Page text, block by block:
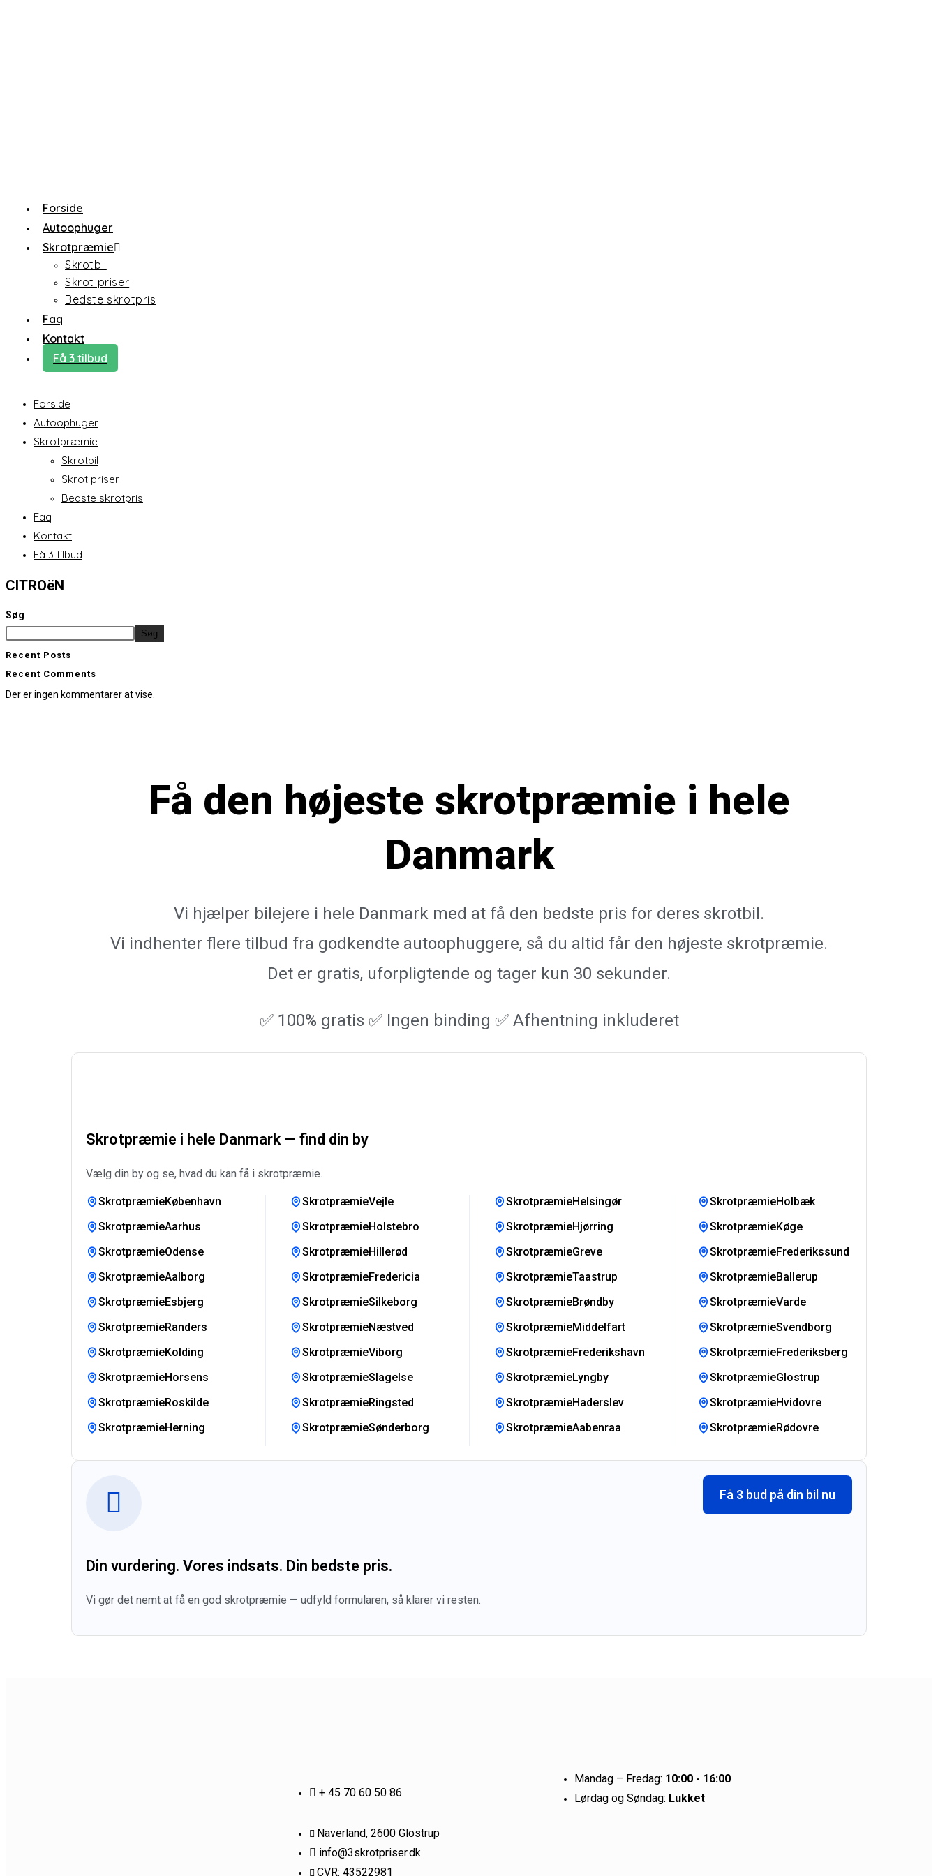
Forside
Autoophuger
Skrotpræmie
Skrotbil
Skrot priser
Bedste skrotpris
Faq
Kontakt
Få 3 tilbud
Forside
Autoophuger
Skrotpræmie
Skrotbil
Skrot priser
Bedste skrotpris
Faq
Kontakt
Få 3 tilbud
CITROëN
Søg
Søg
Recent Posts
Recent Comments
Der er ingen kommentarer at vise.
Få den højeste skrotpræmie i hele
Danmark
Vi hjælper bilejere i hele Danmark med at få den bedste pris for deres skrotbil.
Vi indhenter flere tilbud fra godkendte autoophuggere, så du altid får den højeste skrotpræmie.
Det er gratis, uforpligtende og tager kun 30 sekunder.
✅ 100% gratis ✅ Ingen binding ✅ Afhentning inkluderet
Skrotpræmie i hele Danmark — find din by
Vælg din by og se, hvad du kan få i skrotpræmie.
SkrotpræmieKøbenhavn
SkrotpræmieAarhus
SkrotpræmieOdense
SkrotpræmieAalborg
SkrotpræmieEsbjerg
SkrotpræmieRanders
SkrotpræmieKolding
SkrotpræmieHorsens
SkrotpræmieRoskilde
SkrotpræmieHerning
SkrotpræmieVejle
SkrotpræmieHolstebro
SkrotpræmieHillerød
SkrotpræmieFredericia
SkrotpræmieSilkeborg
SkrotpræmieNæstved
SkrotpræmieViborg
SkrotpræmieSlagelse
SkrotpræmieRingsted
SkrotpræmieSønderborg
SkrotpræmieHelsingør
SkrotpræmieHjørring
SkrotpræmieGreve
SkrotpræmieTaastrup
SkrotpræmieBrøndby
SkrotpræmieMiddelfart
SkrotpræmieFrederikshavn
SkrotpræmieLyngby
SkrotpræmieHaderslev
SkrotpræmieAabenraa
SkrotpræmieHolbæk
SkrotpræmieKøge
SkrotpræmieFrederikssund
SkrotpræmieBallerup
SkrotpræmieVarde
SkrotpræmieSvendborg
SkrotpræmieFrederiksberg
SkrotpræmieGlostrup
SkrotpræmieHvidovre
SkrotpræmieRødovre
Din vurdering. Vores indsats. Din bedste pris.
Vi gør det nemt at få en god skrotpræmie — udfyld formularen, så klarer vi resten.
Få 3 bud på din bil nu
+ 45 70 60 50 86
Naverland, 2600 Glostrup
info@3skrotpriser.dk
CVR: 43522981
Mandag – Fredag: 10:00 - 16:00
Lørdag og Søndag: Lukket